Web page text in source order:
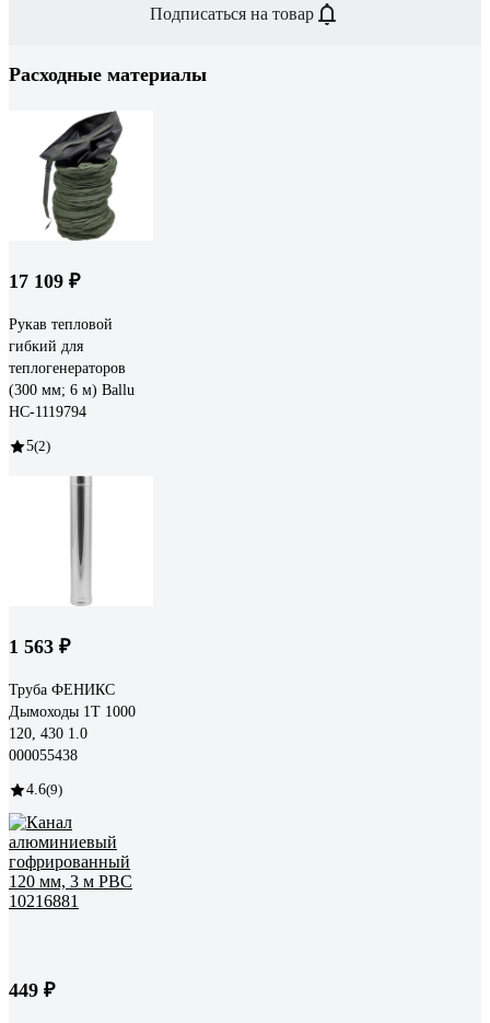
Подписаться на товар
Расходные материалы
17 109 ₽
Рукав тепловой
гибкий для
теплогенераторов
(300 мм; 6 м) Ballu
НС-1119794
5(2)
1 563 ₽
Труба ФЕНИКС
Дымоходы 1Т 1000
120, 430 1.0
000055438
4.6(9)
449 ₽